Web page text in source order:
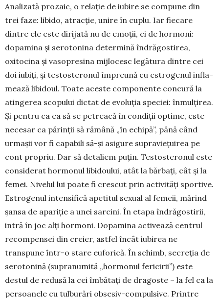
Analizată prozaic, o relație de iubire se compune din
trei faze: libido, atracție, unire în cuplu. Iar fiecare
dintre ele este dirijată nu de emoții, ci de hormoni:
dopamina și serotonina determină îndrăgostirea,
oxitocina și vasopresina mijlocesc legătura dintre cei
doi iu­biți, și testosteronul împreună cu estrogenul infla­
mează libidoul. Toate aceste componente concură la
atingerea scopului dictat de evoluția speciei: înmulțirea.
Și pentru ca ea să se petreacă în con­diții optime, este
necesar ca părinții să rămână „în echipă”, până când
urmașii vor fi capabili să-și asigure supraviețuirea pe
cont propriu. Dar să deta­liem puțin. Testosteronul este
considerat hormonul libidoului, atât la bărbați, cât și la
femei. Nivelul lui poate fi crescut prin activități sportive.
Estro­genul intensifică apetitul sexual al femeii, mărind
șansa de apariție a unei sarcini. În etapa îndră­gostirii,
intră în joc alți hormoni. Dopamina acti­vează centrul
recompensei din creier, astfel încât iubirea ne
transpune într-o stare euforică. În schimb, secreția de
serotonină (supranumită „hor­monul fericirii”) este
destul de redusă la cei îm­bătați de dragoste – la fel ca la
persoanele cu tul­burări obsesiv-compulsive. Printre